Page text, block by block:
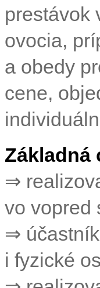
prestávok
ovocia,
a obedy
cene,
Základná
⇒
vo vopred
⇒
i fyzické